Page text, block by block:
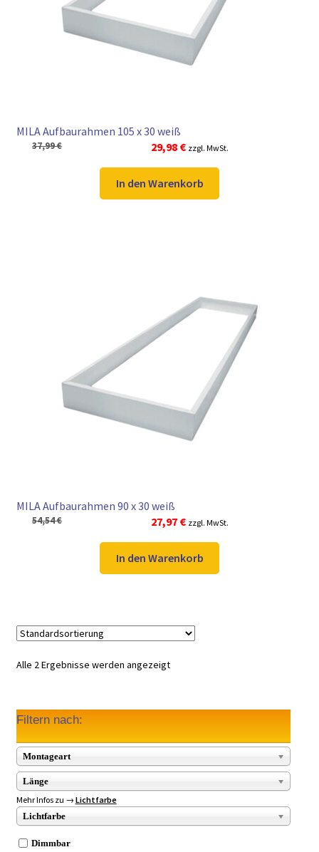
► ZAHLARTEN
► VERSANDARTEN
MILA Aufbaurahmen 105 x 30 weiß
37,99€
Ursprünglicher
Preis
war:
37,99 €
29,98 €Aktueller
Preis
ist:
29,98 €.
zzgl. MwSt.
In den Warenkorb
MILA Aufbaurahmen 90 x 30 weiß
54,54€
Ursprünglicher
Preis
war:
54,54 €
27,97 €Aktueller
Preis
ist:
27,97 €.
zzgl. MwSt.
In den Warenkorb
Alle 2 Ergebnisse werden angezeigt
Filtern nach:
Montageart
Länge
Mehr Infos zu → Lichtfarbe
Lichtfarbe
Dimmbar